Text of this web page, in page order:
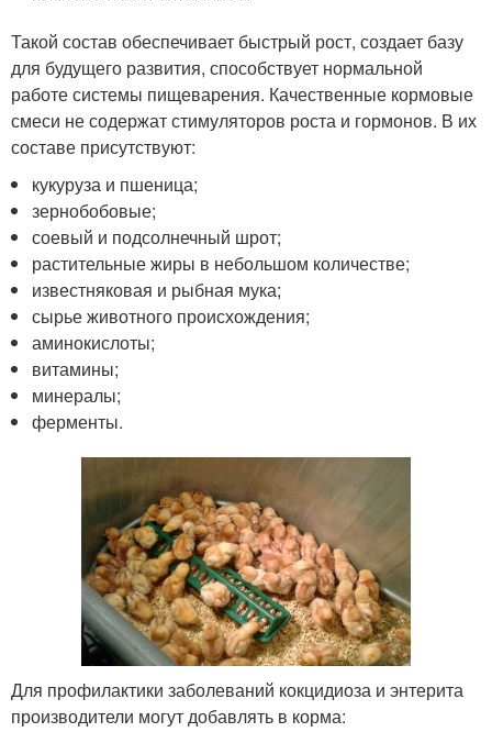
Такой состав обеспечивает быстрый рост, создает базу
для будущего развития, способствует нормальной
работе системы пищеварения. Качественные кормовые
смеси не содержат стимуляторов роста и гормонов. В их
составе присутствуют:
кукуруза и пшеница;
зернобобовые;
соевый и подсолнечный шрот;
растительные жиры в небольшом количестве;
известняковая и рыбная мука;
сырье животного происхождения;
аминокислоты;
витамины;
минералы;
ферменты.
Для профилактики заболеваний кокцидиоза и энтерита
производители могут добавлять в корма: